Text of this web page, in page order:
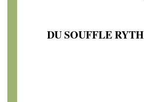
DU SOUFFLE